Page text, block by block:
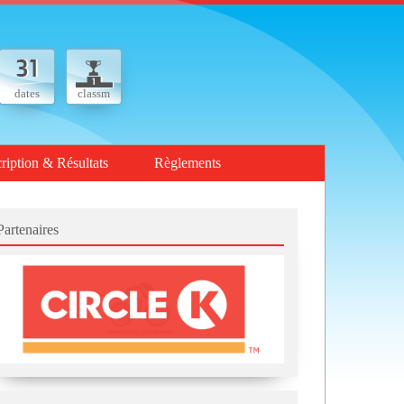
dates classm
& Résultats Règlements